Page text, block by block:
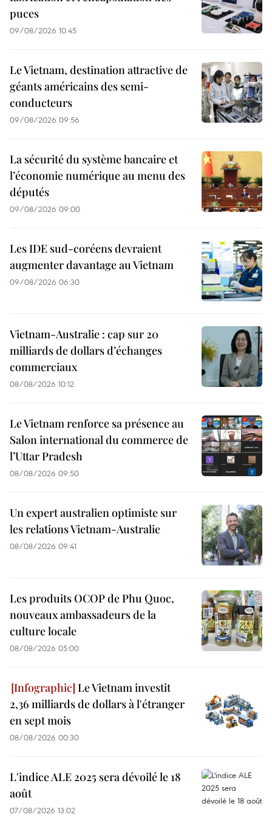
puces
09/08/2026 10:45
Le Vietnam, destination attractive de
géants américains des semi-
conducteurs
09/08/2026 09:56
La sécurité du système bancaire et
l’économie numérique au menu des
députés
09/08/2026 09:00
Les IDE sud-coréens devraient
augmenter davantage au Vietnam
09/08/2026 06:30
Vietnam-Australie : cap sur 20
milliards de dollars d’échanges
commerciaux
08/08/2026 10:12
Le Vietnam renforce sa présence au
Salon international du commerce de
l’Uttar Pradesh
08/08/2026 09:50
Un expert australien optimiste sur
les relations Vietnam-Australie
08/08/2026 09:41
Les produits OCOP de Phu Quoc,
nouveaux ambassadeurs de la
culture locale
08/08/2026 05:00
Le Vietnam investit
2,36 milliards de dollars à l'étranger
en sept mois
08/08/2026 00:30
L'indice ALE 2025 sera dévoilé le 18
août
07/08/2026 13:02